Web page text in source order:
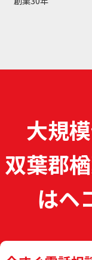
大規
双葉郡
はヘ